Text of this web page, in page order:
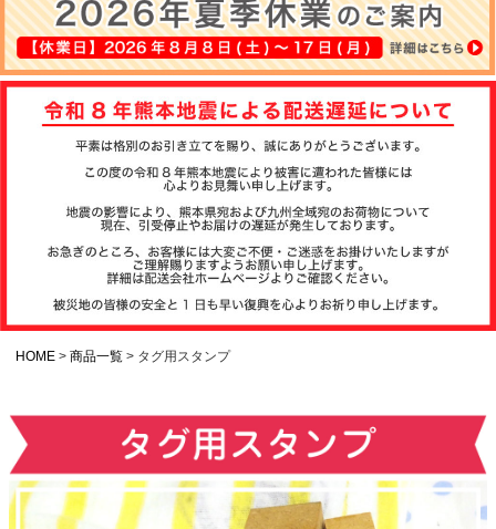
お買
い得
セッ
ト
スタ
ンプ
その
他
注文履歴
納期・発送方法
について
HOME 商品一覧 タグ用スタンプ